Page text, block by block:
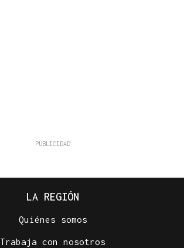
LA REGIÓN
Quiénes somos
Trabaja con nosotros